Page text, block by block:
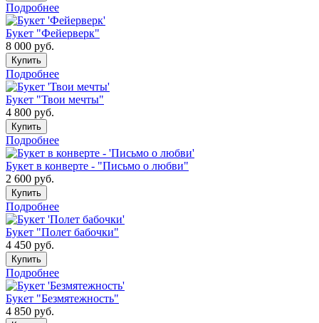
Подробнее
Букет "Фейерверк"
8 000 руб.
Купить
Подробнее
Букет "Твои мечты"
4 800 руб.
Купить
Подробнее
Букет в конверте - "Письмо о любви"
2 600 руб.
Купить
Подробнее
Букет "Полет бабочки"
4 450 руб.
Купить
Подробнее
Букет "Безмятежность"
4 850 руб.